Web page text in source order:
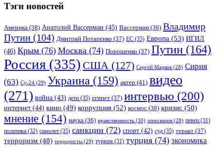
Тэги новостей
Америка (38) Анатолий Вассерман (45) Вассерман (36) Владимир
Путин (104) Дмитрий Потапенко (37) ЕС (35) Европа (53) ИГИЛ
(46) Крым (76) Москва (74) Порошенко (37) Путин (164)
Россия (335) США (127) Сергей Марков (28) Сирия
(63) Су-24 (29) Украина (159) актер (41) видео
(271) война (43) дети (35) египет (37) интервью (200)
интернет (44) кино (49) коррупция (52) космос (38) кризис (50)
мнение (154) наука (36) нравственность (30) оппозиция (28) певец (31)
политика (32) самолет (35) санкции (72) спорт (42) суд (35) теракт (37)
терроризм (48) террористы (29) туризм (31) турция (74) экономика